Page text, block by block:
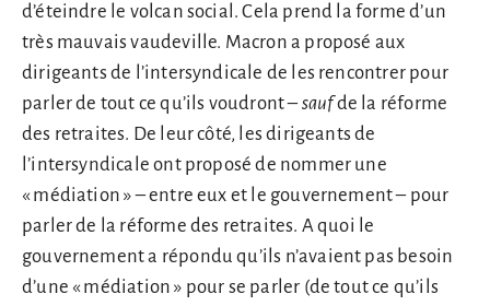
d’éteindre le volcan social. Cela prend la forme d’un
très mauvais vaudeville. Macron a proposé aux
dirigeants de l’intersyndicale de les rencontrer pour
parler de tout ce qu’ils voudront –saufde la réforme
des retraites. De leur côté, les dirigeants de
l’intersyndicale ont proposé de nommer une
« médiation » – entre eux et le gouvernement – pour
parler de la réforme des retraites. A quoi le
gouvernement a répondu qu’ils n’avaient pas besoin
d’une « médiation » pour se parler (de tout ce qu’ils